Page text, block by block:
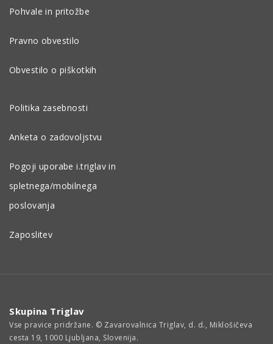
Pohvale in pritožbe
Pravno obvestilo
Obvestilo o piškotkih
Politika zasebnosti
Anketa o zadovoljstvu
Pogoji uporabe i.triglav in
spletnega/mobilnega
poslovanja
Zaposlitev
Skupina Triglav
Vse pravice pridržane. © Zavarovalnica Triglav, d. d., Miklošičeva
cesta 19, 1000 Ljubljana, Slovenija.